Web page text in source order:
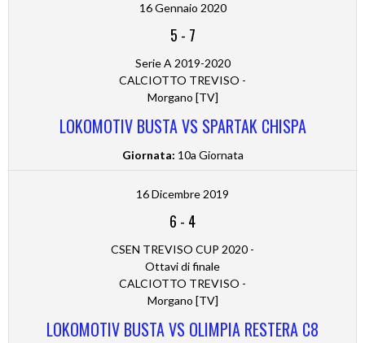
16 Gennaio 2020
5 - 7
Serie A 2019-2020
CALCIOTTO TREVISO -
Morgano [TV]
LOKOMOTIV BUSTA VS SPARTAK CHISPA
Giornata: 10a Giornata
16 Dicembre 2019
6 - 4
CSEN TREVISO CUP 2020 -
Ottavi di finale
CALCIOTTO TREVISO -
Morgano [TV]
LOKOMOTIV BUSTA VS OLIMPIA RESTERA C8